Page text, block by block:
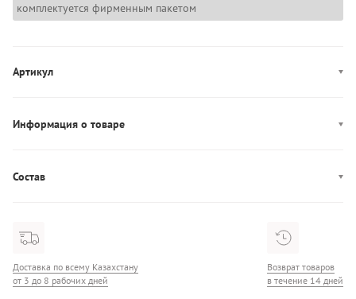
комплектуется фирменным пакетом
Артикул
Информация о товаре
Состав
Доставка по всему Казахстану
от 3 до 8 рабочих дней
Возврат товаров
в течение 14 дней